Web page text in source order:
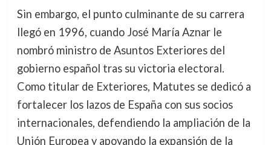
Sin embargo, el punto culminante de su carrera
llegó en 1996, cuando José María Aznar le
nombró ministro de Asuntos Exteriores del
gobierno español tras su victoria electoral.
Como titular de Exteriores, Matutes se dedicó a
fortalecer los lazos de España con sus socios
internacionales, defendiendo la ampliación de la
Unión Europea y apoyando la expansión de la